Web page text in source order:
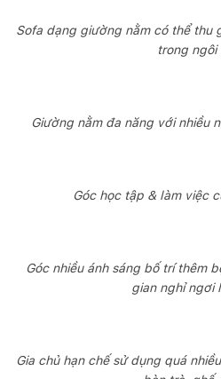
Sofa dạng giường nằm có thể thu
trong ngôi
Giường nằm đa năng với nhiều
Góc học tập & làm việc
Góc nhiều ánh sáng bố trí thêm
gian nghỉ ngơi
Gia chủ hạn chế sử dụng quá